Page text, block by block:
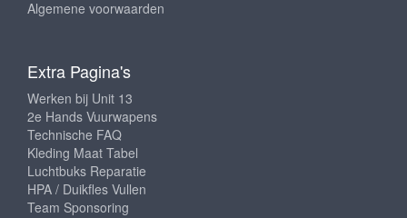
Algemene voorwaarden
Extra Pagina's
Werken bij Unit 13
2e Hands Vuurwapens
Technische FAQ
Kleding Maat Tabel
Luchtbuks Reparatie
HPA / Duikfles Vullen
Team Sponsoring